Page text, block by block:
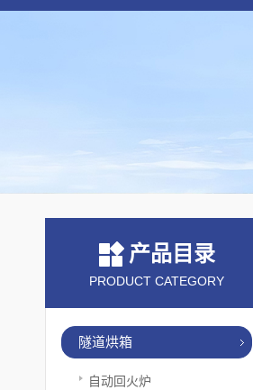
产品目录
PRODUCT CATEGORY
隧道烘箱
自动回火炉